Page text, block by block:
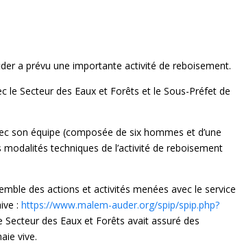
a prévu une importante activité de reboisement.
Secteur des Eaux et Forêts et le Sous-Préfet de
son équipe (composée de six hommes et d’une
techniques de l’activité de reboisement
des actions et activités menées avec le service
: https://www.malem-auder.org/spip/spip.php?
Secteur des Eaux et Forêts avait assuré des
vive.